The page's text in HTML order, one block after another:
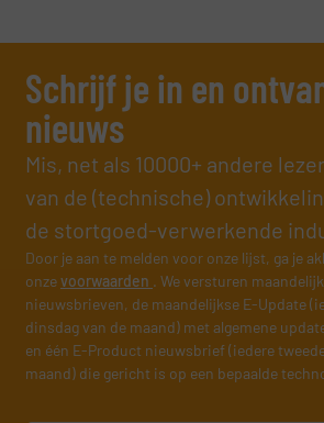
Schrijf je in en
nieuws
Mis, net als 10000+ andere
van de (technische)
de stortgoed-verwerkende
Door je aan te melden voor onze lijst, ga je
onzevoorwaarden . We versturen
nieuwsbrieven, de maandelijkse E-Update
dinsdag van de maand) met algemene
en één E-Product nieuwsbrief (iedere
maand) die gericht is op een bepaalde